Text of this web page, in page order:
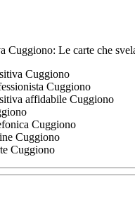
Cuggiono
Cuggiono
affidabile Cuggiono
Cuggiono
Cuggiono
Cuggiono